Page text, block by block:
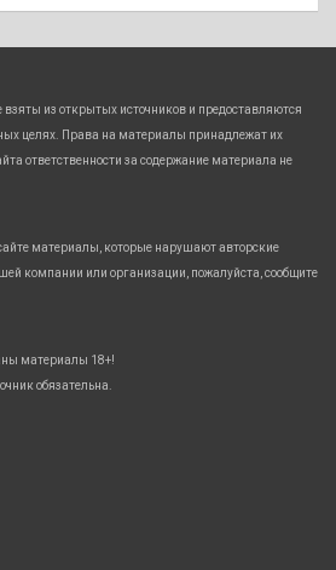
из открытых источников и предоставляются
целях. Права на материалы принадлежат их
ответственности за содержание материала не
материалы, которые нарушают авторские
компании или организации, пожалуйста, сообщите
материалы 18+!
обязательна.